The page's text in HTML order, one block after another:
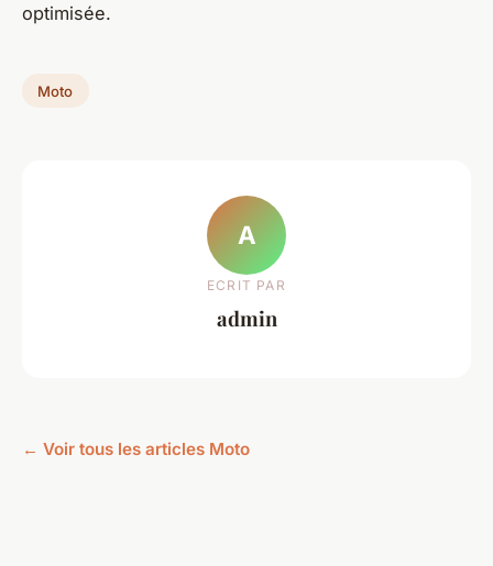
optimisée.
Moto
A
ECRIT PAR
admin
← Voir tous les articles Moto